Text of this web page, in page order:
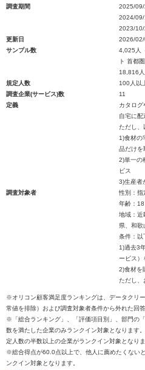
調査期間
2025/
2024/
2023/
更新日
2026/02/
サンプル数
4,025人
ト 首都
18,816人
規定人数
100人以
調査企業(サービス)数
11
定義
カタログ
自宅に配
ただし、
1)食材の
品だけを
2)単一の
ビス
3)生産者
調査対象者
性別：指
年齢：
地域：近
県、和歌
条件：以
1)過去3
ービス）
2)食材を
ただし、
※オリコン顧客満足度ランキングは、データクリ
常値を排除）および調査対象者条件から外れた回
※「総合ランキング」、「評価項目別」、部門の
数を満たした企業のみランクイン対象となります
定人数の半数以上の企業がランクイン対象となりま
※総合得点が60.0点以上で、他人に薦めたくない
ンクイン対象となります。